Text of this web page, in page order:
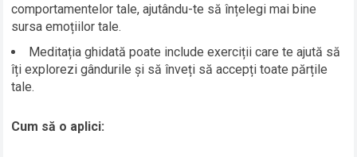
comportamentelor tale, ajutându-te să înțelegi mai bine
sursa emoțiilor tale.
Meditația ghidată poate include exerciții care te ajută să
îți explorezi gândurile și să înveți să accepți toate părțile
tale.
Cum să o aplici: